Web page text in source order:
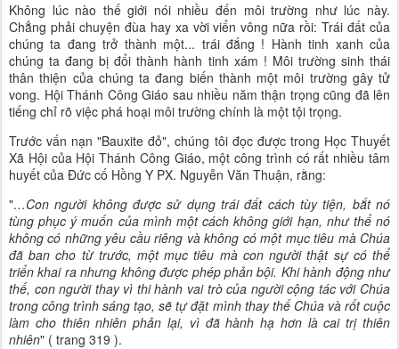
Không lúc nào thế giới nói nhiều đến môi trường như lúc này.
Chẳng phải chuyện đùa hay xa vời viển vông nữa rồi: Trái đất của
chúng ta đang trở thành một... trái đắng ! Hành tinh xanh của
chúng ta đang bị đổi thành hành tinh xám ! Môi trường sinh thái
thân thiện của chúng ta đang biến thành một môi trường gây tử
vong. Hội Thánh Công Giáo sau nhiều năm thận trọng cũng đã lên
tiếng chỉ rõ việc phá hoại môi trường chính là một tội trọng.
Trước vấn nạn "Bauxite đỏ", chúng tôi đọc được trong Học Thuyết
Xã Hội của Hội Thánh Công Giáo, một công trình có rất nhiều tâm
huyết của Đức cố Hồng Y PX. Nguyễn Văn Thuận, rằng:
"…Con người không được sử dụng trái đất cách tùy tiện, bắt nó
tùng phục ý muốn của mình một cách không giới hạn, như thể nó
không có những yêu cầu riêng và không có một mục tiêu mà Chúa
đã ban cho từ trước, một mục tiêu mà con người thật sự có thể
triển khai ra nhưng không được phép phản bội. Khi hành động như
thế, con người thay vì thi hành vai trò của người cộng tác với Chúa
trong công trình sáng tạo, sẽ tự đặt mình thay thế Chúa và rốt cuộc
làm cho thiên nhiên phản lại, vì đã hành hạ hơn là cai trị thiên
nhiên" ( trang 319 ).